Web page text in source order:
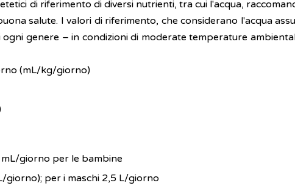
di riferimento di diversi nutrienti, tra cui l'acqua,
salute. I valori di riferimento, che considerano l'acqua
genere – in condizioni di moderate temperature
(mL/kg/giorno)
giorno per le bambine
giorno); per i maschi 2,5 L/giorno